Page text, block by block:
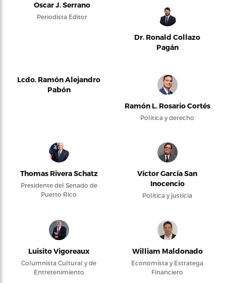
Oscar J. Serrano
Periodista Editor
Dr. Ronald Collazo
Pagán
Lcdo. Ramón Alejandro
Pabón
Ramón L. Rosario Cortés
Política y derecho
Thomas Rivera Schatz
Presidente del Senado de
Puerto Rico
Víctor García San
Inocencio
Política y justicia
Luisito Vigoreaux
Columnista Cultural y de
Entretenimiento
William Maldonado
Economista y Estratega
Financiero